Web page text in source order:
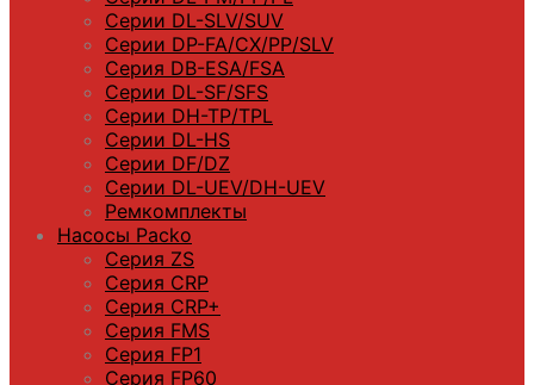
Серии DL-SLV/SUV
Серии DP-FA/CX/PP/SLV
Серия DB-ЕSA/FSA
Серии DL-SF/SFS
Серии DН-ТP/ТPL
Серии DL-HS
Серии DF/DZ
Серии DL-UEV/DH-UEV
Ремкомплекты
Насосы Packo
Серия ZS
Серия CRP
Серия CRP+
Серия FMS
Серия FP1
Серия FP60